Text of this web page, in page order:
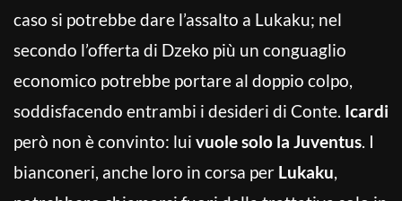
caso si potrebbe dare l’assalto a Lukaku; nel
secondo l’offerta di Dzeko più un conguaglio
economico potrebbe portare al doppio colpo,
soddisfacendo entrambi i desideri di Conte. Icardi
però non è convinto: lui vuole solo la Juventus. I
bianconeri, anche loro in corsa per Lukaku,